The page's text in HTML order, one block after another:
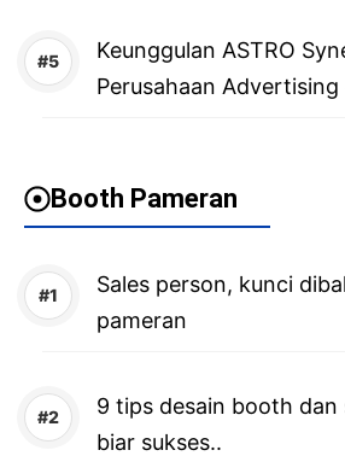
Keunggulan ASTRO
Perusahaan Advertising
Booth Pameran
Sales person, kunci
pameran
9 tips desain booth dan
biar sukses..